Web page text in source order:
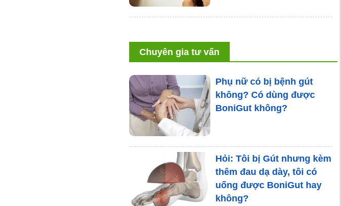
phộng được không? Giải
pháp hiệu quả cho người
Món quà sau tết cho
người bệnh gút vẹn niềm
Mắc phải 3 sai lầm này -
Người bệnh gút đang tự
đẩy mình về phía tử thần
Chuyên gia tư vấn
Phụ nữ có bị bệnh gút
không? Có dùng được
BoniGut không?
Hỏi: Tôi bị Gút nhưng kèm
thêm đau dạ dày, tôi có
uống được BoniGut hay
không?